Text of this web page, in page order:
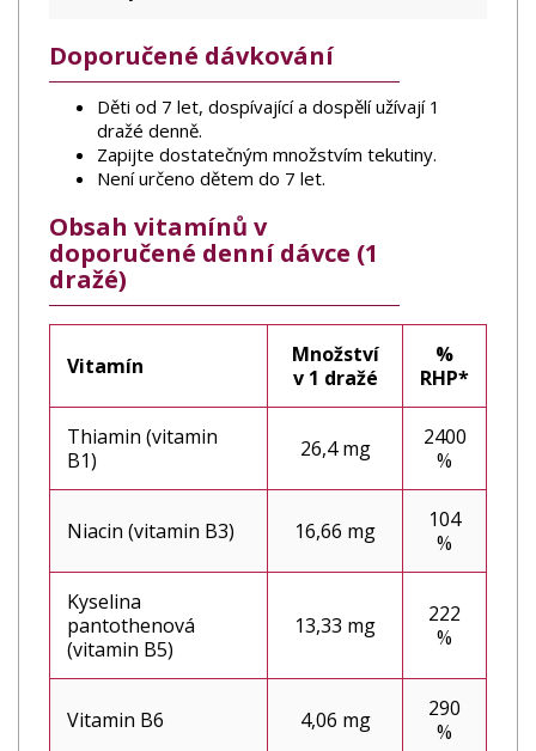
Doporučené dávkování
Děti od 7 let, dospívající a dospělí užívají 1
dražé denně.
Zapijte dostatečným množstvím tekutiny.
Není určeno dětem do 7 let.
Obsah vitamínů v
doporučené denní dávce (1
dražé)
Vitamín
Množství
v 1 dražé
%
RHP*
Thiamin (vitamin
B1)
26,4 mg
2400
%
Niacin (vitamin B3) 16,66 mg
104
%
Kyselina
pantothenová
(vitamin B5)
13,33 mg
222
%
Vitamin B6 4,06 mg
290
%